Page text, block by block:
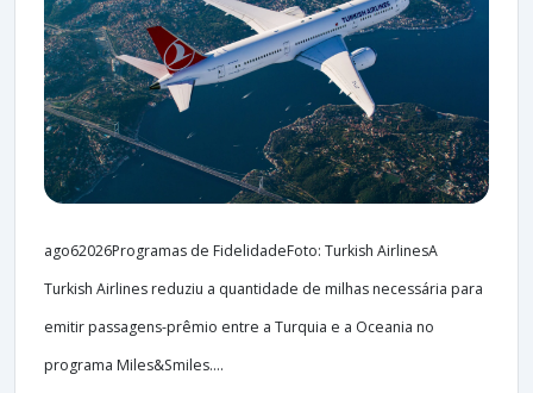
ago62026Programas de FidelidadeFoto: Turkish AirlinesA
Turkish Airlines reduziu a quantidade de milhas necessária para
emitir passagens-prêmio entre a Turquia e a Oceania no
programa Miles&Smiles....